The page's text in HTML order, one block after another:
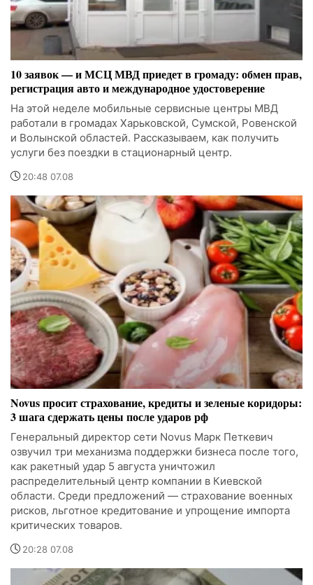
10 заявок — и МСЦ МВД приедет в громаду: обмен прав,
регистрация авто и международное удостоверение
На этой неделе мобильные сервисные центры МВД
работали в громадах Харьковской, Сумской, Ровенской
и Волынской областей. Рассказываем, как получить
услуги без поездки в стационарный центр.
20:48 07.08
Novus просит страхование, кредиты и зеленые коридоры:
3 шага сдержать цены после ударов рф
Генеральный директор сети Novus Марк Петкевич
озвучил три механизма поддержки бизнеса после того,
как ракетный удар 5 августа уничтожил
распределительный центр компании в Киевской
области. Среди предложений — страхование военных
рисков, льготное кредитование и упрощение импорта
критических товаров.
20:28 07.08